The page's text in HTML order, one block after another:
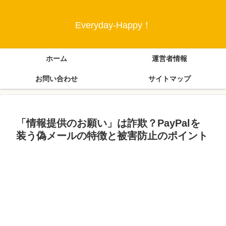
Everyday-Happy！
ホーム 運営者情報
お問い合わせ サイトマップ
「情報提供のお願い」は詐欺？PayPalを
装う偽メールの特徴と被害防止のポイント